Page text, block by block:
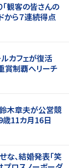
「観客の皆さんの
から７連続得点
ルカフェが復活
制覇へリーチ
木章夫が公営競
11カ月16日
な、結婚発表「笑